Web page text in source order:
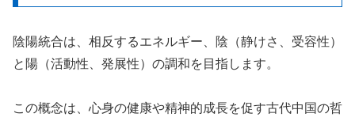
陰陽統合は、相反するエネルギー、陰（静けさ、受容性）
と陽（活動性、発展性）の調和を目指します。
この概念は、心身の健康や精神的成長を促す古代中国の哲